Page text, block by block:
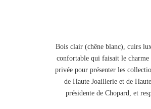
Bois clair (chêne blanc), cuirs
confortable qui faisait le charme
privée pour présenter les
de Haute Joaillerie et de
présidente de Chopard, et